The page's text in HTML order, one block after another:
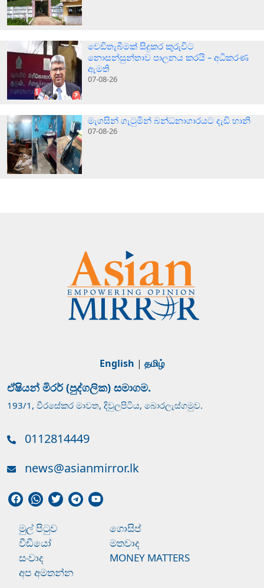
වෙඩිතැබීමක් සිදුකර කුරුවිට
නොසන්සුන්තාව පාලනය කරයි – අධිකරණ
ඇමති
07-08-26
මැගසින් ගැටුමින් බන්ධනාගාරයට දැඩි හානි
07-08-26
English | தமிழ்
ඒෂියන් මිරර් (පුද්ගලික) සමාගම.
193/1, වීරසේකර මාවත, දිවුලපිටිය, බොරලැස්ගමුව.
0112814449
news@asianmirror.lk
මුල් පිටුව
ගොසිප්
වීඩියෝ
මතවාද
සංවාද
MONEY MATTERS
අප අමතන්න